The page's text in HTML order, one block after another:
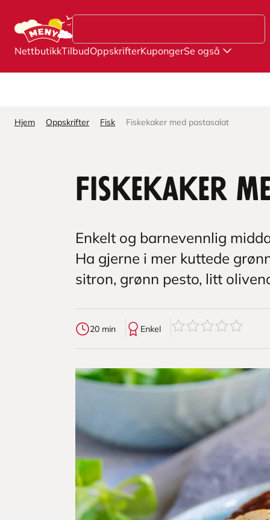
NettbutikkTilbudOppskrifterKupongerSe også
Hjem Oppskrifter Fisk Fiskekaker med pastasalat
Fiskekaker
Enkelt og barnevennlig
Ha gjerne i mer kuttede
sitron, grønn pesto, litt
20 min Enkel 0av5stjerner